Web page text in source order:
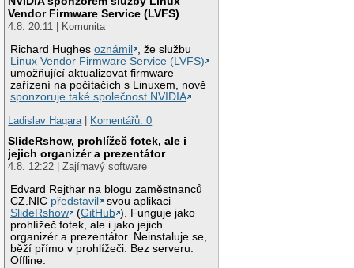
Vendor Firmware Service (LVFS)
4.8. 20:11 | Komunita
Richard Hughesoznámil
, že službu
Linux Vendor Firmware Service (LVFS)
umožňující aktualizovat firmware
zařízení na počítačích s Linuxem, nově
sponzoruje také společnost NVIDIA .
Ladislav Hagara | Komentářů: 0
SlideRshow, prohlížeč fotek, ale i
jejich organizér a prezentátor
4.8. 12:22 | Zajímavý software
Edvard Rejthar na blogu zaměstnanců
CZ.NIC představil
svou aplikaci
SlideRshow
(GitHub ). Funguje jako
prohlížeč fotek, ale i jako jejich
organizér a prezentátor. Neinstaluje se,
běží přímo v prohlížeči. Bez serveru.
Offline.